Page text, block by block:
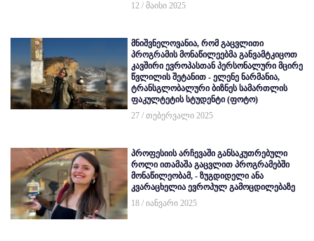
12 / მაისი 2025
მნიშვნელოვანია, რომ გაცვლითი
პროგრამის მონაწილეებმა განვამტკიცოთ
კავშირი ევროპასთან პერსონალური მცირე
წვლილის შეტანით - ელენე ნარმანია,
ტრანსგლობალური ბიზნეს სამართლის
ფაკულტეტის სტუდენტი (ფოტო)
27 / თებერვალი 2025
პროფესიის არჩევაში განსაკუთრებული
როლი ითამაშა გაცვლით პროგრამებში
მონაწილეობამ, - ზუგდიდელი ანა
კვარაცხელია ევროპულ გამოცდილებაზე
18 / იანვარი 2025